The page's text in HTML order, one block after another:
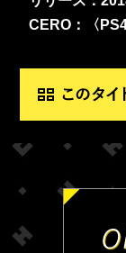
CERO：〈